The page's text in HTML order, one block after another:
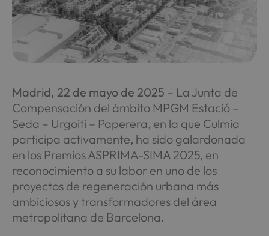
Madrid, 22 de mayo de 2025 – La Junta de
Compensación del ámbito MPGM Estació –
Seda – Urgoiti – Paperera, en la que Culmia
participa activamente, ha sido galardonada
en los Premios ASPRIMA-SIMA 2025, en
reconocimiento a su labor en uno de los
proyectos de regeneración urbana más
ambiciosos y transformadores del área
metropolitana de Barcelona.